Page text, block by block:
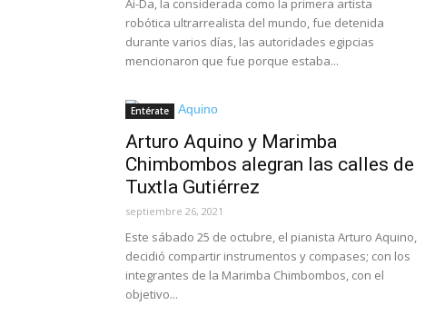
Ai-Da, la considerada como la primera artista
robótica ultrarrealista del mundo, fue detenida
durante varios días, las autoridades egipcias
mencionaron que fue porque estaba...
Entérate
Arturo Aquino y Marimba
Chimbombos alegran las calles de
Tuxtla Gutiérrez
septiembre 26, 2021
Este sábado 25 de octubre, el pianista Arturo Aquino,
decidió compartir instrumentos y compases; con los
integrantes de la Marimba Chimbombos, con el
objetivo...